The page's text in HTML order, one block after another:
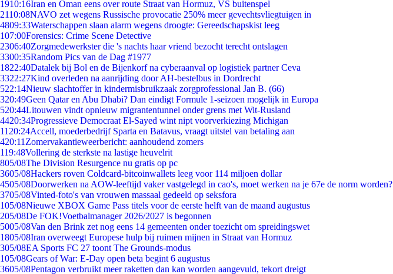
1910:16Iran en Oman eens over route Straat van Hormuz, VS buitenspel
2110:08NAVO zet wegens Russische provocatie 250% meer gevechtsvliegtuigen in
4809:33Waterschappen slaan alarm wegens droogte: Gereedschapskist leeg
107:00Forensics: Crime Scene Detective
2306:40Zorgmedewerkster die 's nachts haar vriend bezocht terecht ontslagen
3300:35Random Pics van de Dag #1977
1822:40Datalek bij Bol en de Bijenkorf na cyberaanval op logistiek partner Ceva
3322:27Kind overleden na aanrijding door AH-bestelbus in Dordrecht
522:14Nieuw slachtoffer in kindermisbruikzaak zorgprofessional Jan B. (66)
320:49Geen Qatar en Abu Dhabi? Dan eindigt Formule 1-seizoen mogelijk in Europa
520:44Litouwen vindt opnieuw migrantentunnel onder grens met Wit-Rusland
4420:34Progressieve Democraat El-Sayed wint nipt voorverkiezing Michigan
11 20:24Accell, moederbedrijf Sparta en Batavus, vraagt uitstel van betaling aan
420:11 Zomervakantieweerbericht: aanhoudend zomers
119:48Vollering de sterkste na lastige heuvelrit
805/08The Division Resurgence nu gratis op pc
3605/08Hackers roven Coldcard-bitcoinwallets leeg voor 114 miljoen dollar
4505/08Doorwerken na AOW-leeftijd vaker vastgelegd in cao's, moet werken na je 67e de norm worden?
3705/08Vinted-foto's van vrouwen massaal gedeeld op seksfora
105/08Nieuwe XBOX Game Pass titels voor de eerste helft van de maand augustus
205/08De FOK!Voetbalmanager 2026/2027 is begonnen
5005/08Van den Brink zet nog eens 14 gemeenten onder toezicht om spreidingswet
1805/08Iran overweegt Europese hulp bij ruimen mijnen in Straat van Hormuz
305/08EA Sports FC 27 toont The Grounds-modus
105/08Gears of War: E-Day open beta begint 6 augustus
3605/08Pentagon verbruikt meer raketten dan kan worden aangevuld, tekort dreigt